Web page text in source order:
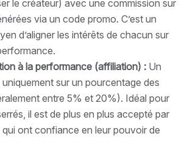
le créateur) avec une commission sur
via un code promo. C’est un
d’aligner les intérêts de chacun sur
à la performance (affiliation) : Un
sur un pourcentage des
entre 5% et 20%). Idéal pour
il est de plus en plus accepté par
ont confiance en leur pouvoir de